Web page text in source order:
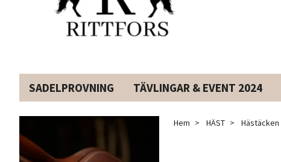
SADELPROVNING TÄVLINGAR & EVENT 2024
Hem HÄST Hästäcken